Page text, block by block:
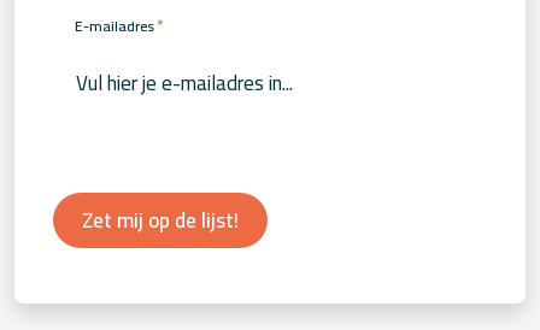
E-mailadres*
Zet mij op de lijst!